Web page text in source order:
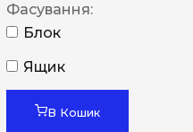
Фасування:
Блок
Ящик
В Кошик